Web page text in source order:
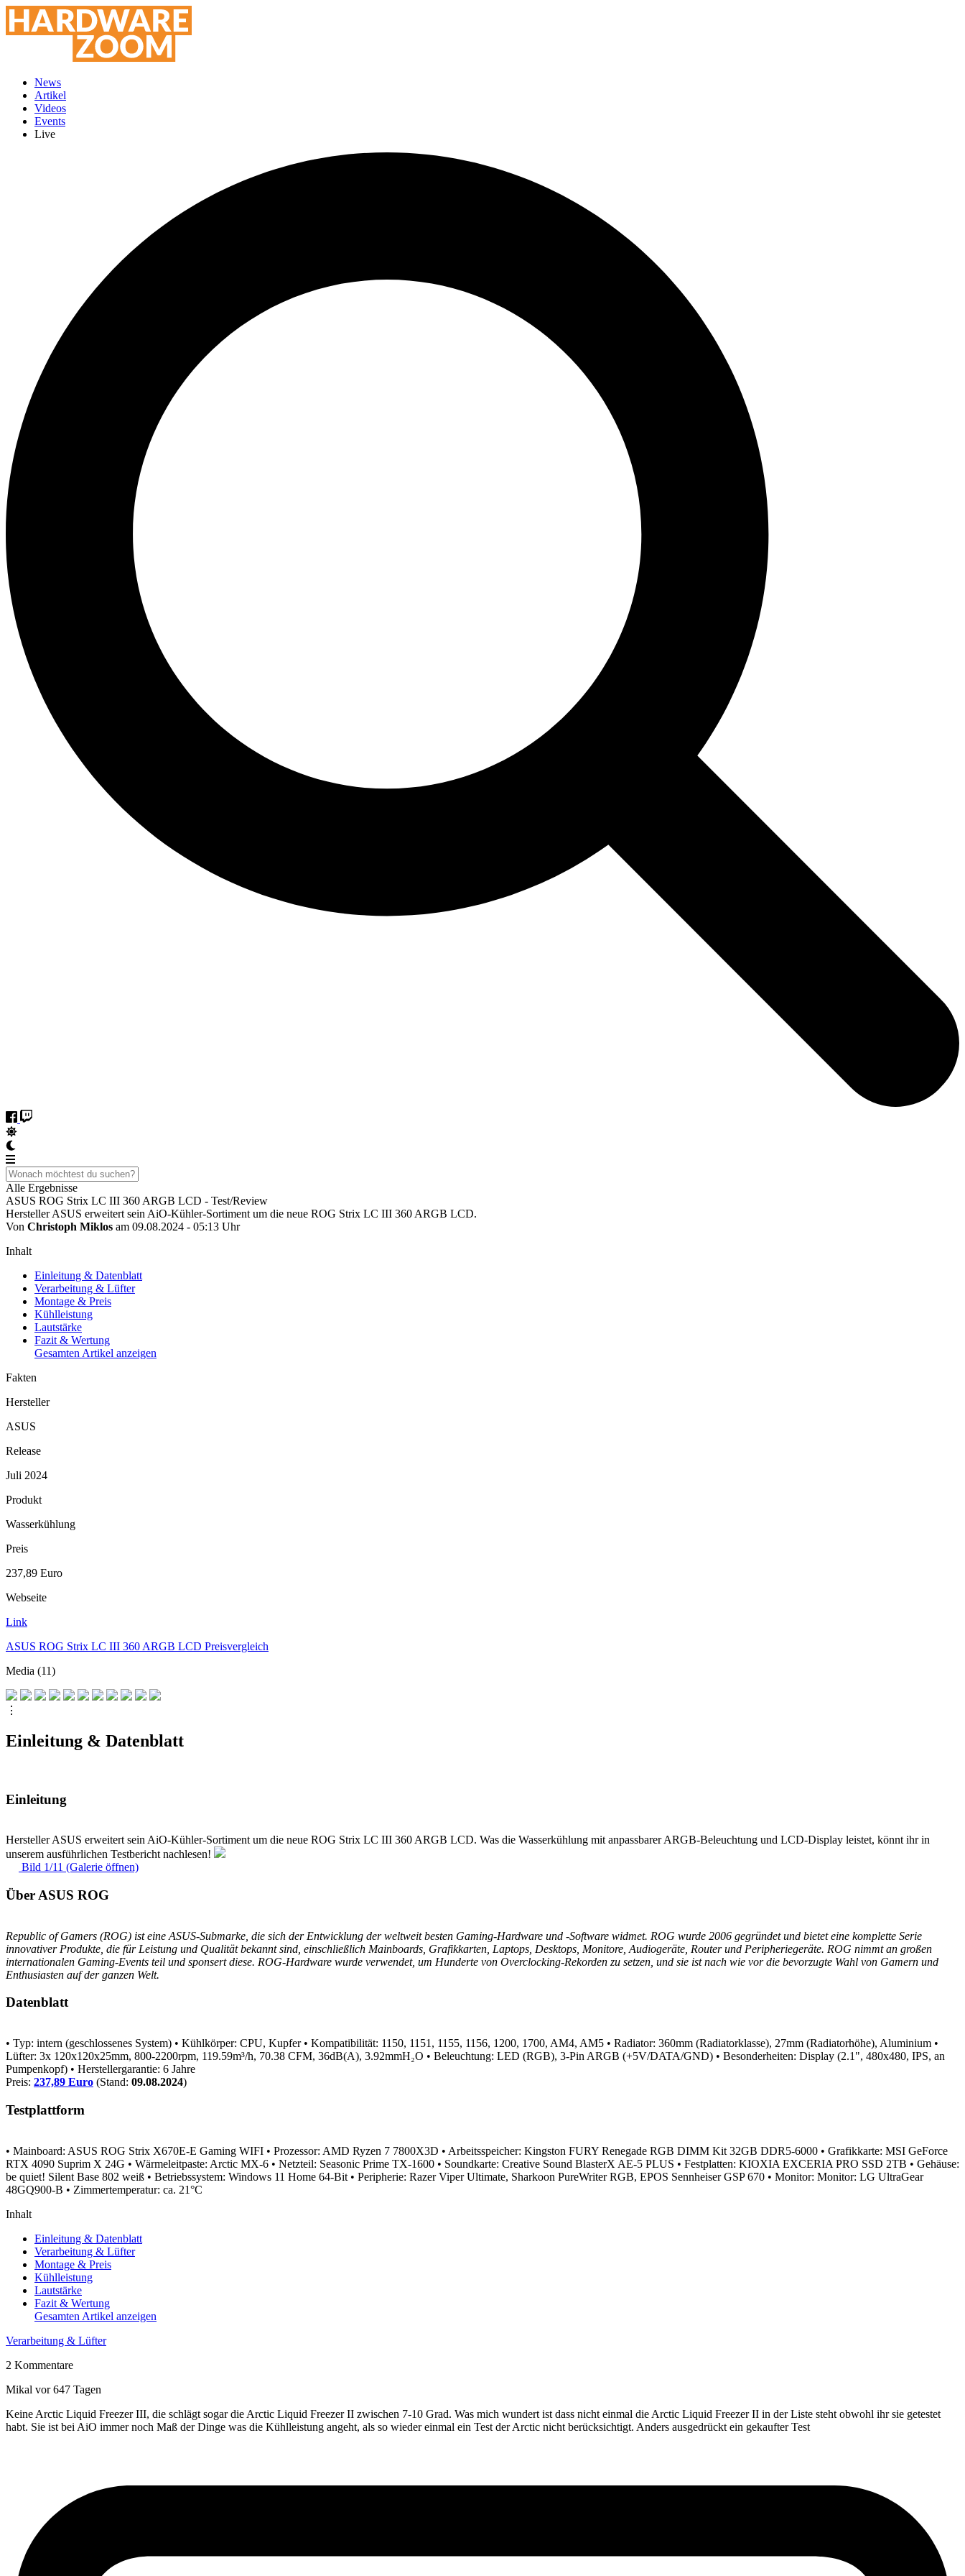
News
Artikel
Videos
Events
Live
Alle Ergebnisse
ASUS ROG Strix LC III 360 ARGB LCD - Test/Review
Hersteller ASUS erweitert sein AiO-Kühler-Sortiment um die neue ROG Strix LC III 360 ARGB LCD.
Von Christoph Miklos am 09.08.2024 - 05:13 Uhr
Inhalt
Einleitung & Datenblatt
Verarbeitung & Lüfter
Montage & Preis
Kühlleistung
Lautstärke
Fazit & Wertung
Gesamten Artikel anzeigen
Fakten
Hersteller
ASUS
Release
Juli 2024
Produkt
Wasserkühlung
Preis
237,89 Euro
Webseite
Link
ASUS ROG Strix LC III 360 ARGB LCD Preisvergleich
Media (11)
⋮
Einleitung & Datenblatt
Einleitung
Hersteller ASUS erweitert sein AiO-Kühler-Sortiment um die neue ROG Strix LC III 360 ARGB LCD. Was die Wasserkühlung mit anpassbarer ARGB-Beleuchtung und LCD-Display leistet, könnt ihr in
unserem ausführlichen Testbericht nachlesen!
Bild 1/11 (Galerie öffnen)
Über ASUS ROG
Republic of Gamers (ROG) ist eine ASUS-Submarke, die sich der Entwicklung der weltweit besten Gaming-Hardware und -Software widmet. ROG wurde 2006 gegründet und bietet eine komplette Serie
innovativer Produkte, die für Leistung und Qualität bekannt sind, einschließlich Mainboards, Grafikkarten, Laptops, Desktops, Monitore, Audiogeräte, Router und Peripheriegeräte. ROG nimmt an großen
internationalen Gaming-Events teil und sponsert diese. ROG-Hardware wurde verwendet, um Hunderte von Overclocking-Rekorden zu setzen, und sie ist nach wie vor die bevorzugte Wahl von Gamern und
Enthusiasten auf der ganzen Welt.
Datenblatt
• Typ: intern (geschlossenes System) • Kühlkörper: CPU, Kupfer • Kompatibilität: 1150, 1151, 1155, 1156, 1200, 1700, AM4, AM5 • Radiator: 360mm (Radiatorklasse), 27mm (Radiatorhöhe), Aluminium •
Lüfter: 3x 120x120x25mm, 800-2200rpm, 119.59m³/h, 70.38 CFM, 36dB(A), 3.92mmH₂O • Beleuchtung: LED (RGB), 3-Pin ARGB (+5V/DATA/GND) • Besonderheiten: Display (2.1", 480x480, IPS, an
Pumpenkopf) • Herstellergarantie: 6 Jahre
Preis: 237,89 Euro (Stand: 09.08.2024)
Testplattform
• Mainboard: ASUS ROG Strix X670E-E Gaming WIFI • Prozessor: AMD Ryzen 7 7800X3D • Arbeitsspeicher: Kingston FURY Renegade RGB DIMM Kit 32GB DDR5-6000 • Grafikkarte: MSI GeForce
RTX 4090 Suprim X 24G • Wärmeleitpaste: Arctic MX-6 • Netzteil: Seasonic Prime TX-1600 • Soundkarte: Creative Sound BlasterX AE-5 PLUS • Festplatten: KIOXIA EXCERIA PRO SSD 2TB • Gehäuse:
be quiet! Silent Base 802 weiß • Betriebssystem: Windows 11 Home 64-Bit • Peripherie: Razer Viper Ultimate, Sharkoon PureWriter RGB, EPOS Sennheiser GSP 670 • Monitor: Monitor: LG UltraGear
48GQ900-B • Zimmertemperatur: ca. 21°C
Inhalt
Einleitung & Datenblatt
Verarbeitung & Lüfter
Montage & Preis
Kühlleistung
Lautstärke
Fazit & Wertung
Gesamten Artikel anzeigen
Verarbeitung & Lüfter
2 Kommentare
Mikal vor 647 Tagen
Keine Arctic Liquid Freezer III, die schlägt sogar die Arctic Liquid Freezer II zwischen 7-10 Grad. Was mich wundert ist dass nicht einmal die Arctic Liquid Freezer II in der Liste steht obwohl ihr sie getestet
habt. Sie ist bei AiO immer noch Maß der Dinge was die Kühlleistung angeht, als so wieder einmal ein Test der Arctic nicht berücksichtigt. Anders ausgedrückt ein gekaufter Test